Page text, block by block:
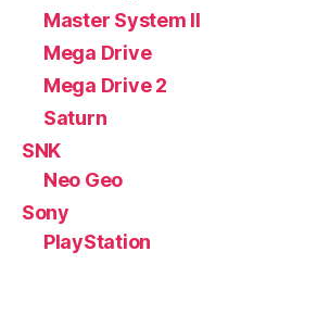
Master System II
Mega Drive
Mega Drive 2
Saturn
SNK
Neo Geo
Sony
PlayStation